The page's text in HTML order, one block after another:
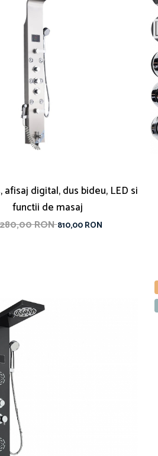
afisaj digital, dus bideu, LED si
functii de masaj
RON810,00 RON